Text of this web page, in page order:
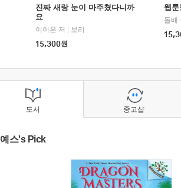
진짜 새랑 눈이 마주쳤다니까
요
이이은 저
보리
15,300원
웹
돌배
도서
예스's Pick
중고샵